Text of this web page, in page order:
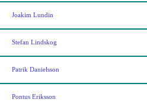
Joakim Lundin
Stefan Lindskog
Patrik Danielsson
Pontus Eriksson